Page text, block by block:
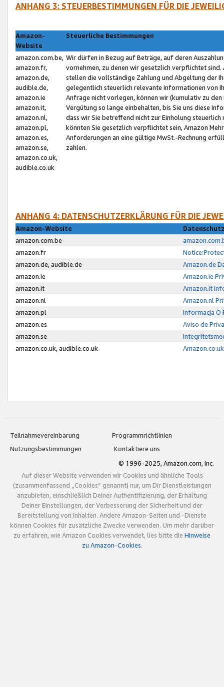
ANHANG 3: STEUERBESTIMMUNGEN FÜR DIE
Amazon-
Website
Steuerliche Bestimmungen
amazon.com.be,
amazon.fr,
amazon.de,
audible.de,
amazon.ie
amazon.it,
amazon.nl,
amazon.pl,
amazon.es,
amazon.se,
amazon.co.uk,
audible.co.uk
Wir dürfen in Bezug auf Beträge, auf deren
vornehmen, zu denen wir gesetzlich verpflichtet
stellen die vollständige Zahlung und Abgeltung der
gelegentlich steuerlich relevante Informationen von
Anfrage nicht vorlegen, können wir (kumulativ zu
Vergütung so lange einbehalten, bis Sie uns diese
dass wir Sie betreffend nicht zur Einholung
könnten Sie gesetzlich verpflichtet sein, Amazon
Anforderungen an eine gültige MwSt.-Rechnung
zahlen.
ANHANG 4: DATENSCHUTZERKLÄRUNG FÜR DIE
Amazon-Website
amazon.com.be
amazon.fr
amazon.de, audible.de
Amazon.de
amazon.ie
Amazon.ie
amazon.it
Amazon.it
amazon.nl
Amazon.nl
amazon.pl
Informacja O
amazon.es
Aviso de
amazon.se
amazon.co.uk, audible.co.uk
Teilnahmevereinbarung
Programmrichtlinien
Nutzungsbestimmungen
Kontaktiere uns
© 1996-2025, Amazon.com, Inc.
Auf dieser Website verwenden wir Cookies und ähnliche Tools
(zusammenfassend „Cookies“ genannt) nur, um Dir Dienstleistungen
anzubieten, einschließlich Deiner Authentifizierung, der Erhaltung
Deiner Einstellungen, der Verbesserung der Sicherheit und der
Bereitstellung von Inhalten. Andere Amazon-Seiten und -Dienste
können Cookies für zusätzliche Zwecke verwenden. Um mehr darüber
zu erfahren, wie Amazon Cookies verwendet, lies bitte die Hinweise
zu Amazon-Cookies.